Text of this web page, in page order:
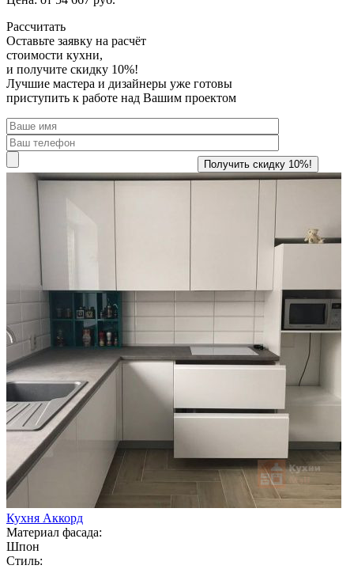
Рассчитать
Оставьте заявку на расчёт
стоимости кухни,
и получите скидку 10%!
Лучшие мастера и дизайнеры уже готовы
приступить к работе над Вашим проектом
Кухня Аккорд
Материал фасада:
Шпон
Стиль: